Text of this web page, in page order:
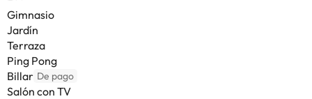
Gimnasio
Jardín
Terraza
Ping Pong
Billar De pago
Salón con TV